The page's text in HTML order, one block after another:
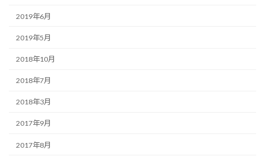
2019年6月
2019年5月
2018年10月
2018年7月
2018年3月
2017年9月
2017年8月